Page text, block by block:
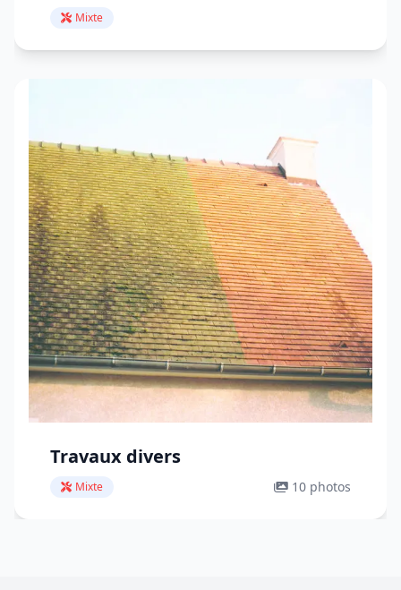
Mixte
Travaux divers
Mixte 10 photos